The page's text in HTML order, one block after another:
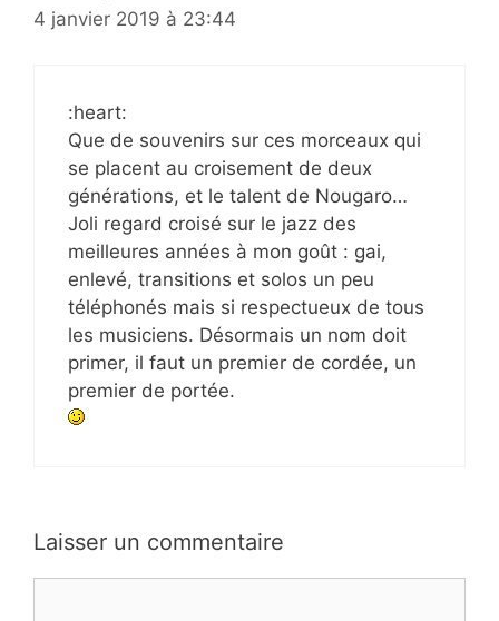
4 janvier 2019 à 23:44
:heart:
Que de souvenirs sur ces morceaux qui
se placent au croisement de deux
générations, et le talent de Nougaro…
Joli regard croisé sur le jazz des
meilleures années à mon goût : gai,
enlevé, transitions et solos un peu
téléphonés mais si respectueux de tous
les musiciens. Désormais un nom doit
primer, il faut un premier de cordée, un
premier de portée.
Laisser un commentaire